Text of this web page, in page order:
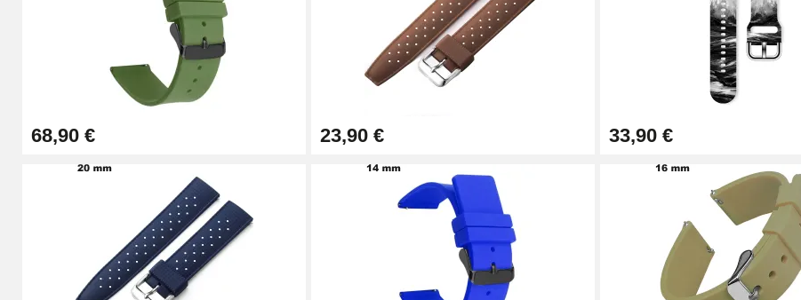
Kit Horlogerie Débutant
26,90 €
Boîte Pompe Bracelet Montre - Diamètre 1,50 mm - 8 à 25 mm
14,08 €
Boîte Pompe pour Bracelet Montre - Diamètre 1,80 mm - 8 à 25 mm
19,90 €
68,90 € 23,90 € 33,90 €